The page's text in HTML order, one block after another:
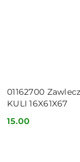
01162700
KULI 16X61X67
Cena:
15.00